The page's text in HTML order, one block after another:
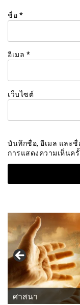
ชื่อ *
อีเมล *
เว็บไซต์
บันทึกชื่อ, อีเมล และ
การแสดงความเห็นค
ศาสนา
แนวคิด-คำคม